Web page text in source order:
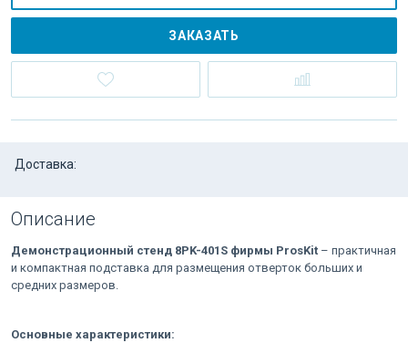
ЗАКАЗАТЬ
Доставка:
Описание
Демонстрационный стенд 8PK-401S фирмы ProsKit – практичная
и компактная подставка для размещения отверток больших и
средних размеров.
Основные характеристики: